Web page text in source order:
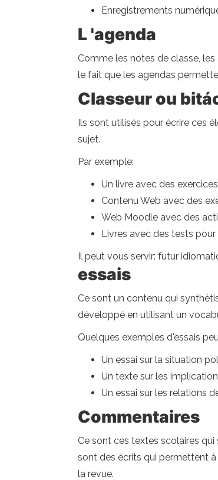
Enregistrements
L 'agenda
Comme les notes de classe,
le fait que les agendas
Classeur ou
Ils sont utilisés pour écrire ces
sujet.
Par exemple:
Un livre avec des
Contenu Web avec des
Web Moodle avec des
Livres avec des tests
Il peut vous servir: futur
essais
Ce sont un contenu qui
développé en utilisant un
Quelques exemples d'essais
Un essai sur la situation
Un texte sur les
Un essai sur les relations
Commentaires
Ce sont ces textes scolaires
sont des écrits qui permettent
la revue.